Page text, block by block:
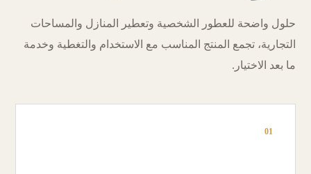
حلول واضحة للعطور الشخصية وتعطير المنازل والمساحات
التجارية، تجمع المنتج المناسب مع الاستخدام والتغطية وخدمة
ما بعد الاختيار.
01